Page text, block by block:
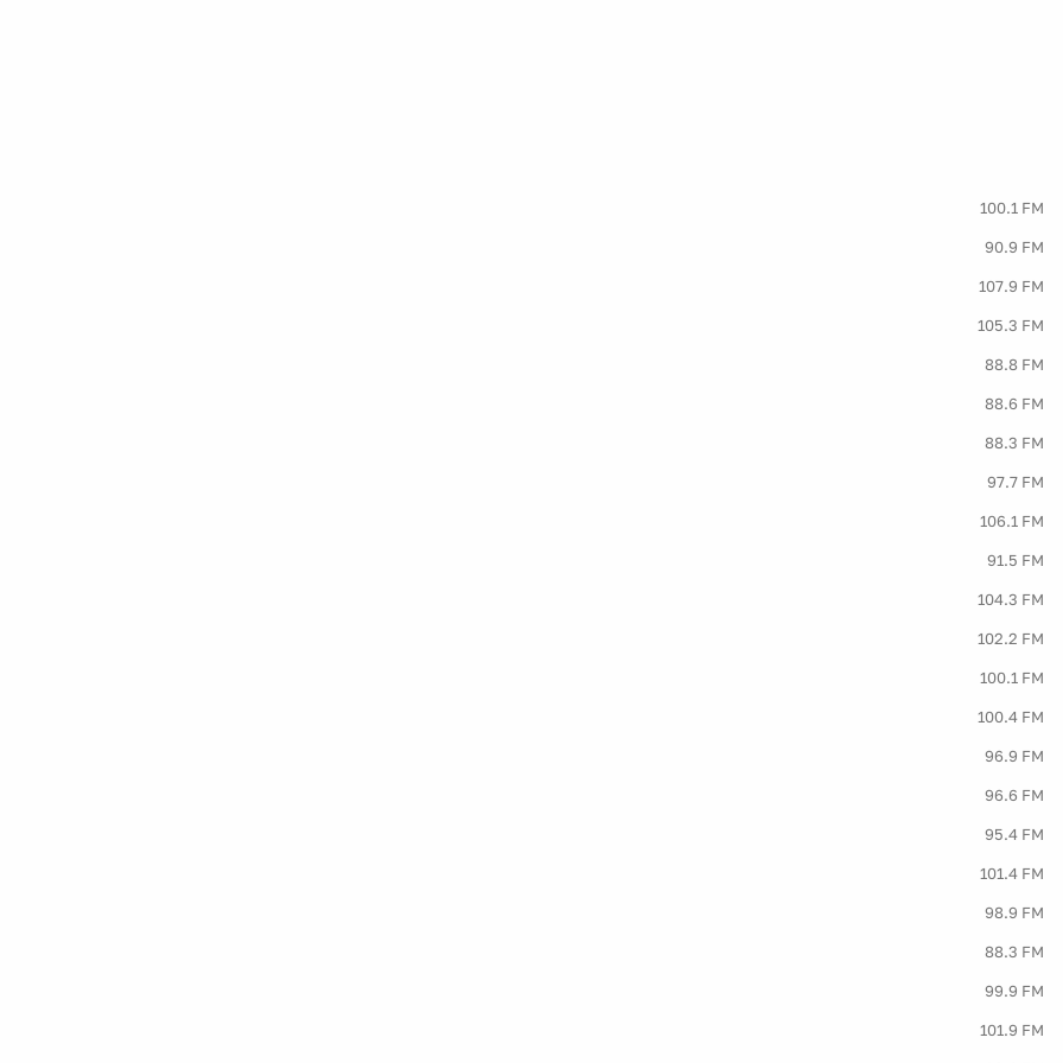
100.1 FM
90.9 FM
107.9 FM
105.3 FM
88.8 FM
88.6 FM
88.3 FM
97.7 FM
106.1 FM
91.5 FM
104.3 FM
102.2 FM
100.1 FM
100.4 FM
96.9 FM
96.6 FM
95.4 FM
101.4 FM
98.9 FM
88.3 FM
99.9 FM
101.9 FM